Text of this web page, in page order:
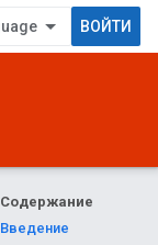
ВОЙТИ
Содержание
Введение